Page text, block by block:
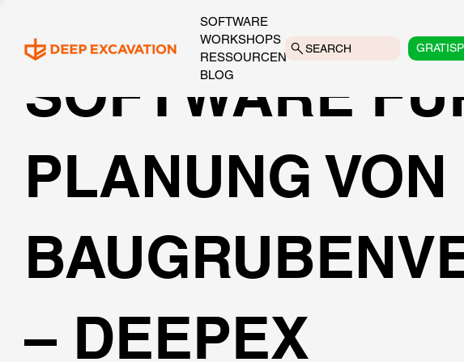
SOFTWARE
WORKSHOPS
RESSOURCEN
BLOG
SEARCH
SOFTWARE
PLANUNG VON
– DEEPEX